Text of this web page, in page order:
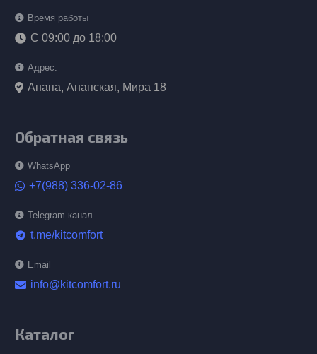
Время работы
С 09:00 до 18:00
Адрес:
Анапа, Анапская, Мира 18
Обратная связь
WhatsApp
+7(988) 336-02-86
Telegram канал
telegram t.me/kitcomfort
Email
info@kitcomfort.ru
Каталог